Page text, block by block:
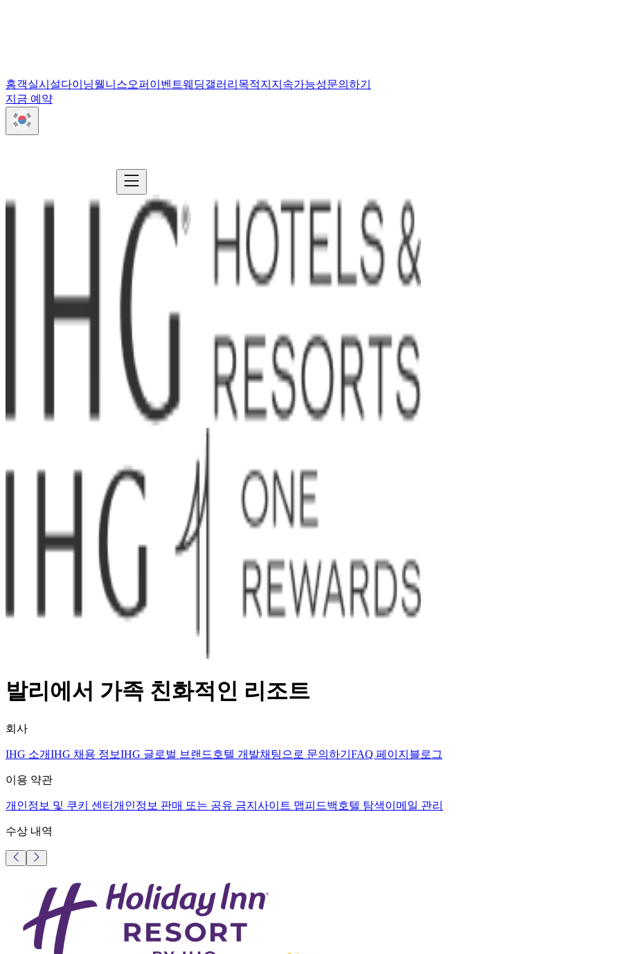
홈객실시설다이닝웰니스오퍼 이벤트웨딩갤러리 목적지 지속가능성문의하기
지금 예약
발리에서 가족 친화적인 리조트
회사
IHG 소개IHG 채용 정보IHG 글로벌 브랜드호텔 개발채팅으로 문의하기 FAQ 페이지 블로그
이용 약관
개인정보 및 쿠키 센터개인정보 판매 또는 공유 금지 사이트 맵피드백호텔 탐색이메일 관리
수상 내역